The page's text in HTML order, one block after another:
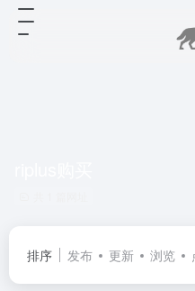
排序 发布 更新 浏览